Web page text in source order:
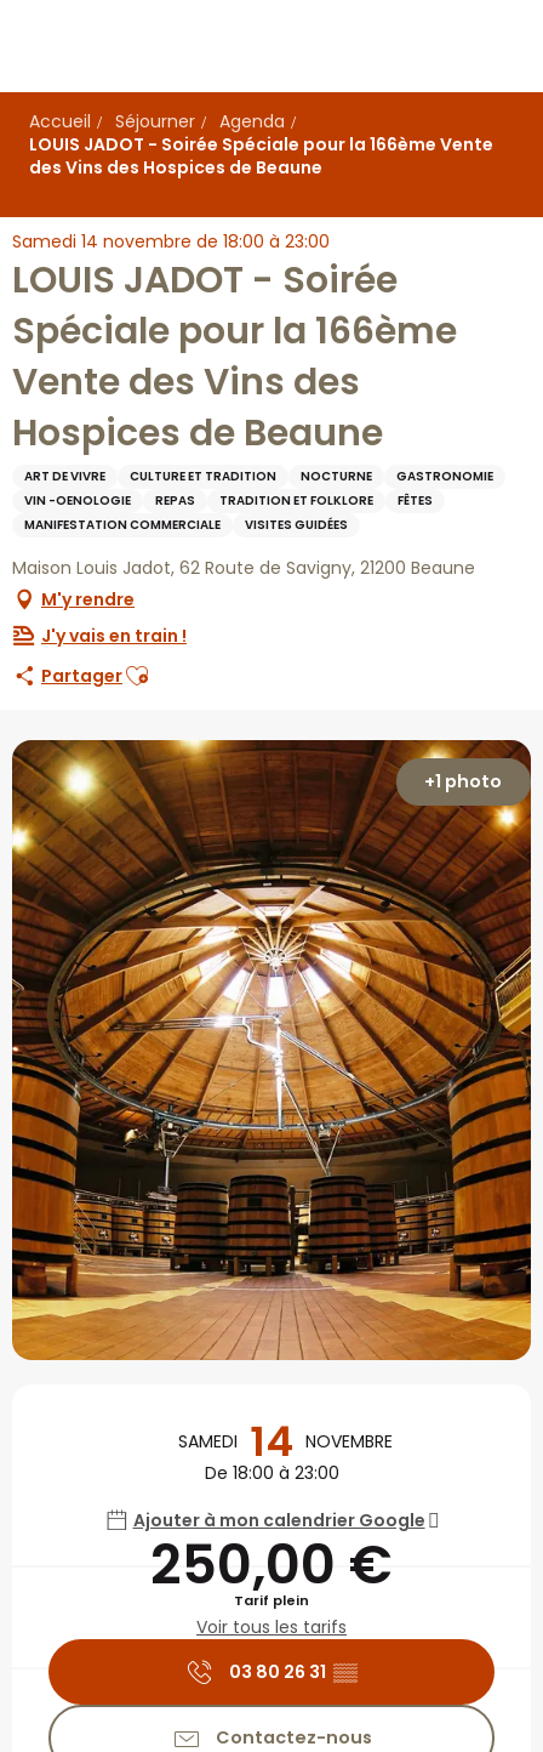
principal
Accueil
Séjourner
Agenda
LOUIS JADOT - Soirée Spéciale pour la 166ème Vente
des Vins des Hospices de Beaune
Samedi 14 novembre de 18:00 à 23:00
LOUIS JADOT - Soirée
Spéciale pour la 166ème
Vente des Vins des
Hospices de Beaune
ART DE VIVRE CULTURE ET TRADITION NOCTURNE
GASTRONOMIE
VIN -OENOLOGIE
REPAS TRADITION ET FOLKLORE
FÊTES
MANIFESTATION COMMERCIALE
VISITES GUIDÉES
Maison Louis Jadot, 62 Route de Savigny, 21200 Beaune
M'y rendre
J'y vais en train !
PartagerAjouter aux favoris
+1 photo
Ouverture et
SAMEDI 14 NOVEMBRE
De 18:00 à 23:00
Ajouter à mon calendrier Google
250,00 €
Tarif plein
Voir tous les tarifs
03 80 26 31 ▒▒
Contactez-nous